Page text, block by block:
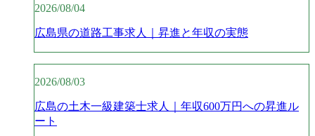
2026/08/04
広島県の道路工事求人｜昇進と年収の実態
2026/08/03
広島の土木一級建築士求人｜年収600万円への昇進ル
ート